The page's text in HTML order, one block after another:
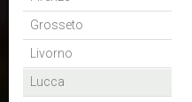
Grosseto
Livorno
Lucca